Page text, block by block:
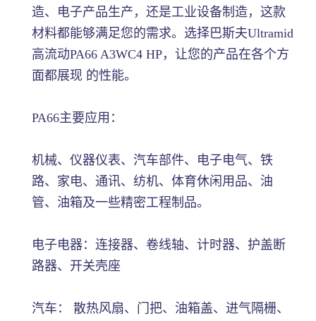
造、电子产品生产，还是工业设备制造，这款
材料都能够满足您的需求。选择巴斯夫Ultramid
高流动PA66 A3WC4 HP，让您的产品在各个方
面都展现 的性能。
PA66主要应用：
机械、仪器仪表、汽车部件、电子电气、铁
路、家电、通讯、纺机、体育休闲用品、油
管、油箱及一些精密工程制品。
电子电器：连接器、卷线轴、计时器、护盖断
路器、开关壳座
汽车： 散热风扇、门把、油箱盖、进气隔栅、